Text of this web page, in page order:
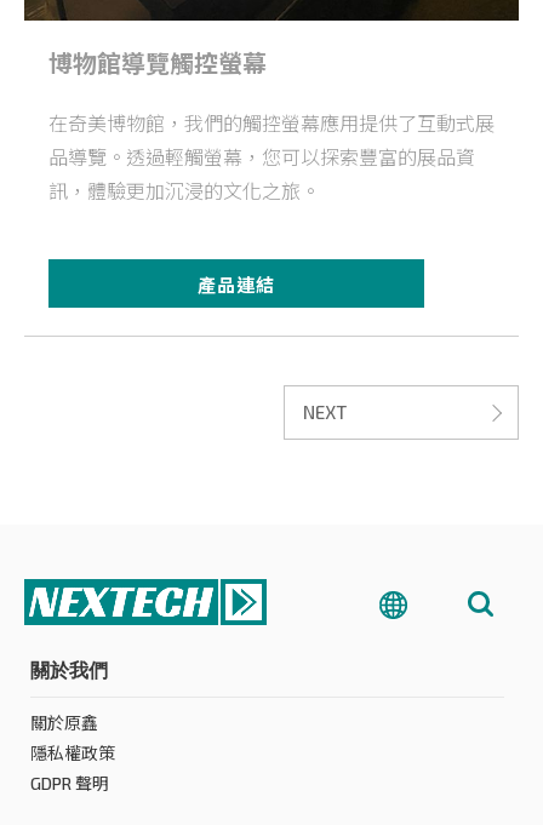
博物館導覽觸控螢幕
在奇美博物館，我們的觸控螢幕應用提供了互動式展
品導覽。透過輕觸螢幕，您可以探索豐富的展品資
訊，體驗更加沉浸的文化之旅。
產品連結
NEXT
關於我們
關於原鑫
隱私權政策
GDPR 聲明